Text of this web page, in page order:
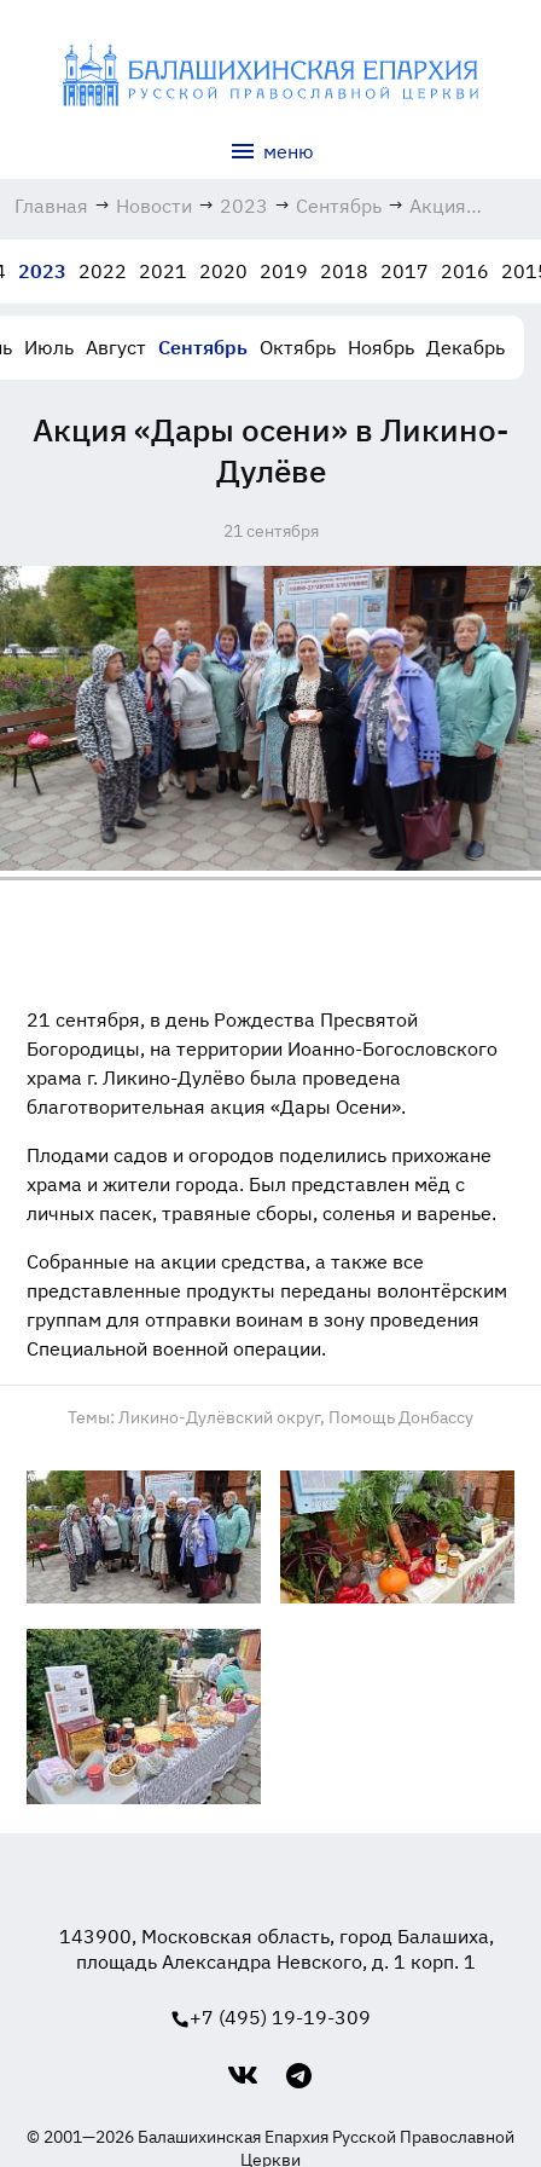
меню
Главная → Новости → 2023 → Сентябрь → Акция
Ликино-
2023 2022 2021 2020 2019 2018 2017 2016
Июль Август Сентябрь Октябрь Ноябрь Декабрь
Акция «Дары осени» в Ликино-
Дулёве
21 сентября
21 сентября, в день Рождества Пресвятой
Богородицы, на территории Иоанно-Богословского
храма г. Ликино-Дулёво была проведена
благотворительная акция «Дары Осени».
Плодами садов и огородов поделились прихожане
храма и жители города. Был представлен мёд с
личных пасек, травяные сборы, соленья и варенье.
Собранные на акции средства, а также все
представленные продукты переданы волонтёрским
группам для отправки воинам в зону проведения
Специальной военной операции.
Темы: Ликино-Дулёвский округ, Помощь Донбассу
143900, Московская область, город Балашиха,
площадь Александра Невского, д. 1 корп. 1
+7 (495) 19-19-309
© 2001—2026 Балашихинская Епархия Русской Православной
Церкви